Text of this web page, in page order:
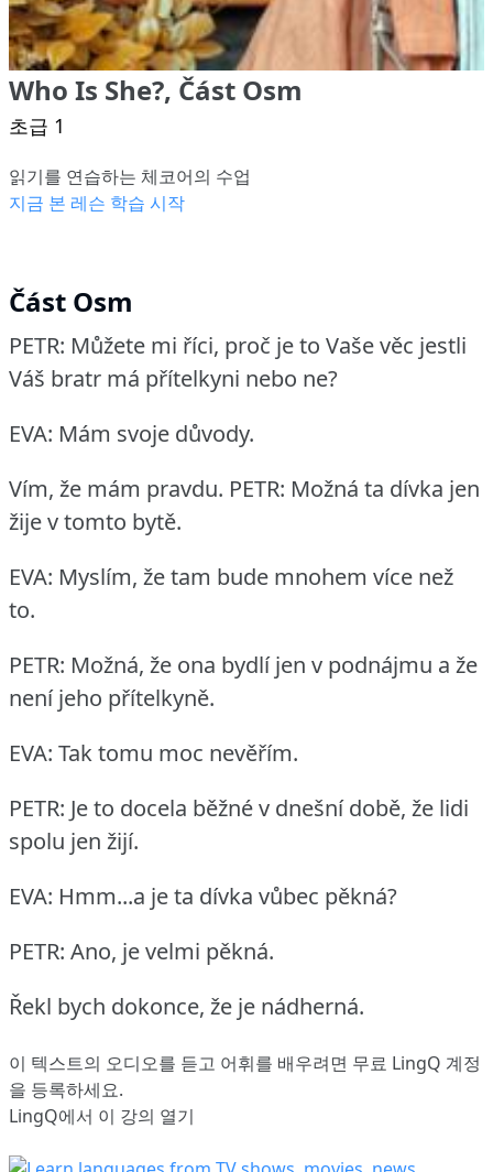
Who Is She?, Část Osm
초급 1
읽기를 연습하는 체코어의 수업
지금 본 레슨 학습 시작
Část Osm
PETR: Můžete mi říci, proč je to Vaše věc jestli
Váš bratr má přítelkyni nebo ne?
EVA: Mám svoje důvody.
Vím, že mám pravdu. PETR: Možná ta dívka jen
žije v tomto bytě.
EVA: Myslím, že tam bude mnohem více než
to.
PETR: Možná, že ona bydlí jen v podnájmu a že
není jeho přítelkyně.
EVA: Tak tomu moc nevěřím.
PETR: Je to docela běžné v dnešní době, že lidi
spolu jen žijí.
EVA: Hmm...a je ta dívka vůbec pěkná?
PETR: Ano, je velmi pěkná.
Řekl bych dokonce, že je nádherná.
이 텍스트의 오디오를 듣고 어휘를 배우려면 무료 LingQ 계정
을 등록하세요.
LingQ에서 이 강의 열기